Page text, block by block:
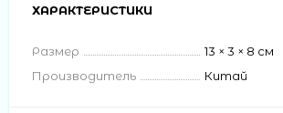
ХАРАКТЕРИСТИКИ
Размер
13 × 3 × 8 см
Производитель
Китай